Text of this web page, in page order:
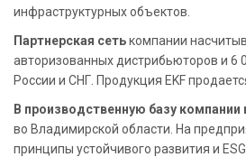
инфраструктурных объектов.
Партнерская сетькомпании
авторизованных дистрибьюторов и 6
России и СНГ. Продукция EKF
В производственную базу компании
во Владимирской области. На
принципы устойчивого развития и